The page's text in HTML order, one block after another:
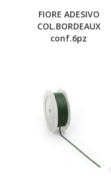
FIORE ADESIVO
COL.BORDEAUX
conf.6pz